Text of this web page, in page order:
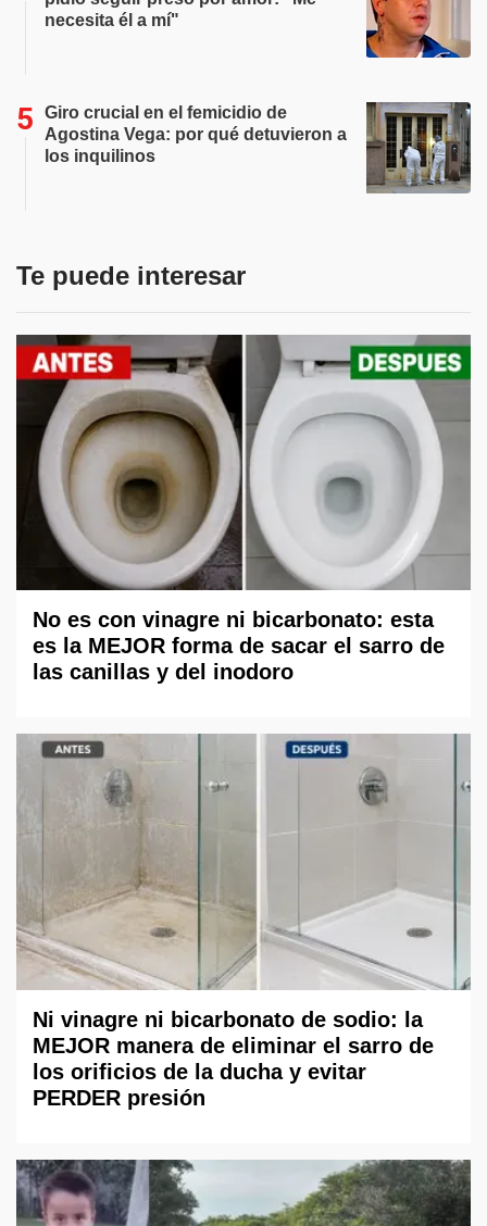
necesita él a mí"
Giro crucial en el femicidio de
Agostina Vega: por qué detuvieron a
los inquilinos
Te puede interesar
No es con vinagre ni bicarbonato: esta
es la MEJOR forma de sacar el sarro de
las canillas y del inodoro
Ni vinagre ni bicarbonato de sodio: la
MEJOR manera de eliminar el sarro de
los orificios de la ducha y evitar
PERDER presión